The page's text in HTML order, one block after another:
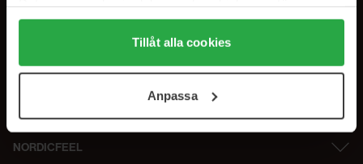
Genom att trycka på "Tillåt alla cookies" accepterar du
alla cookies, medan du under "Detaljer" kan anpassa
användningen av cookies. Du kan när som helst återkalla
samt vår Integritetspolicy.
Tillåt alla cookies
Anpassa
NORDICFEEL